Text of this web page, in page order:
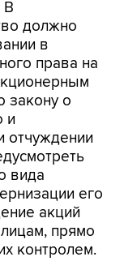
В
должно
в
права на
закону о
и
отчуждении
вида
его
акций
прямо
контролем.